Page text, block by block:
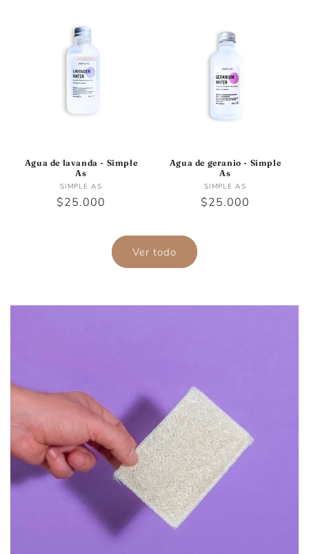
Agua de lavanda - Simple
As
Proveedor:
SIMPLE AS
Precio
$25.000
Agua de geranio - Simple
As
Proveedor:
SIMPLE AS
Precio
$25.000
Ver todo